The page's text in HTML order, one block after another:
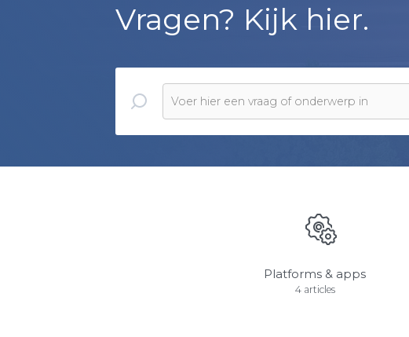
Vragen? Kijk hier.
Voer hier een vraag of onderwerp in
Platforms & apps
4 articles